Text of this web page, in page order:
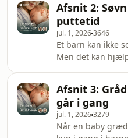
og
Hansen åbner
der går igen hele
sanser, biokemi,
Kroppen
hormonerne
opstår, og
kæden, kan du
Afsnit 2:
puttetid
jul. 1, 20263646
Et barn kan ikke
Men det kan
afsnit handler
almen medicin
Hansen ser på
Afsnit 3:
går i gang
jul. 1, 20263279
Når en baby